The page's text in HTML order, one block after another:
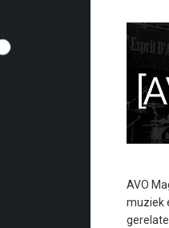
AVO
muziek